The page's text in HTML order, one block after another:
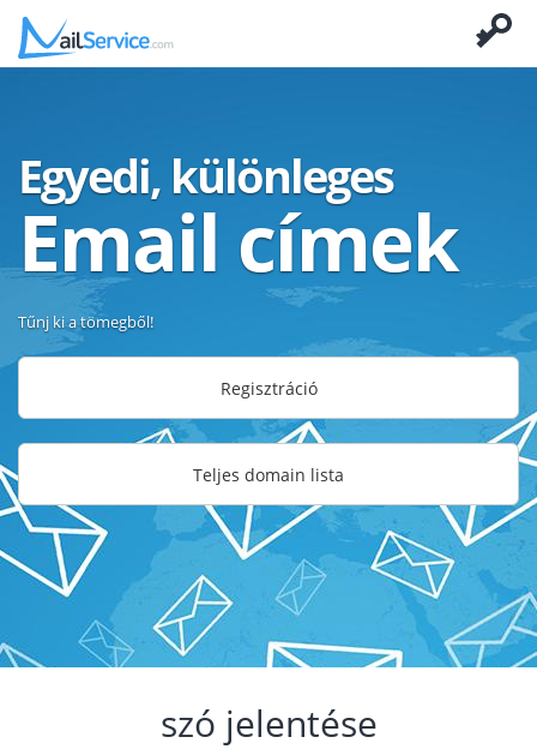
Egyedi, különleges
Email címek
Tűnj ki a tömegből!
Regisztráció
Teljes domain lista
szó jelentése